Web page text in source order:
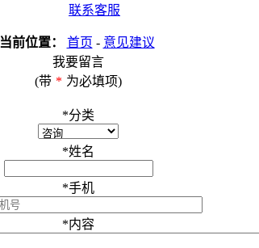
联系客服
当前位置： 首页 - 意见建议
我要留言
(带 * 为必填项)
*分类
*姓名
*手机
*内容